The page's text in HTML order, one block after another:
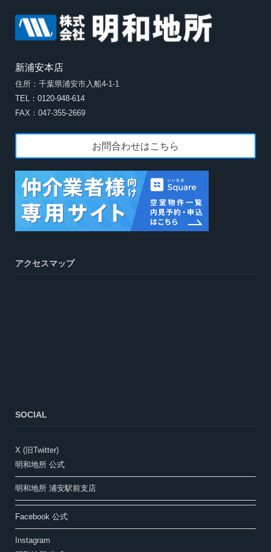
新浦安本店
住所：千葉県浦安市入船4-1-1
TEL：0120-948-614
FAX：047-355-2669
お問合わせはこちら
アクセスマップ
SOCIAL
X (旧Twitter)
明和地所 公式
明和地所 浦安駅前支店
Facebook 公式
Instagram